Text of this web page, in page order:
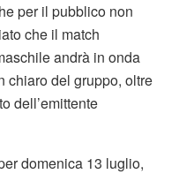
per il pubblico non
che il match
andrà in onda
chiaro del gruppo, oltre
dell’emittente
domenica 13 luglio,